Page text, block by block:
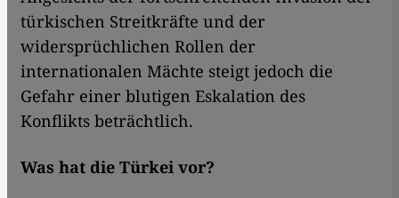
türkischen Streitkräfte und der
widersprüchlichen Rollen der
internationalen Mächte steigt jedoch die
Gefahr einer blutigen Eskalation des
Konflikts beträchtlich.
Was hat die Türkei vor?